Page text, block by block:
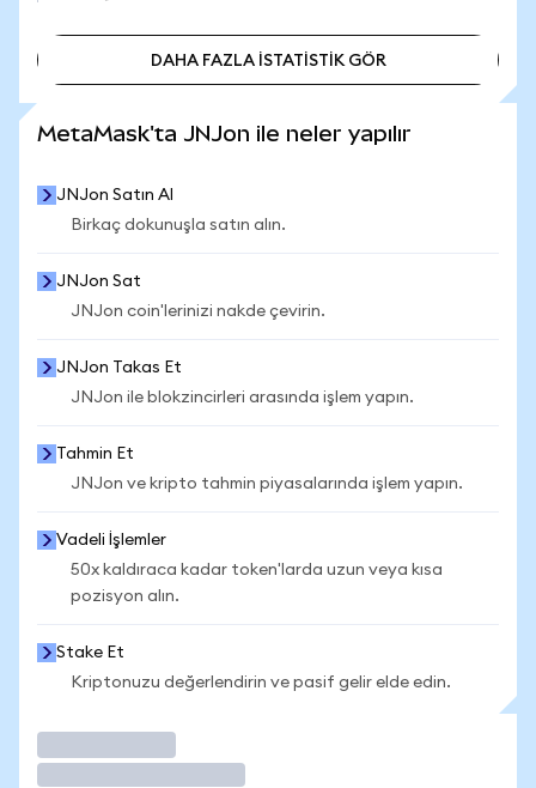
DAHA FAZLA İSTATİSTİK GÖR
MetaMask'ta JNJon ile neler yapılır
JNJon Satın Al
Birkaç dokunuşla satın alın.
JNJon Sat
JNJon coin'lerinizi nakde çevirin.
JNJon Takas Et
JNJon ile blokzincirleri arasında işlem yapın.
Tahmin Et
JNJon ve kripto tahmin piyasalarında işlem yapın.
Vadeli İşlemler
50x kaldıraca kadar token'larda uzun veya kısa
pozisyon alın.
Stake Et
Kriptonuzu değerlendirin ve pasif gelir elde edin.